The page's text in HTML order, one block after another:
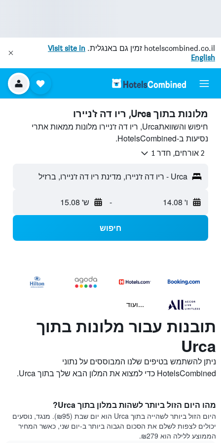
hotelscombined.co.il זמין גם באנגלית. Visit site in
English
מלונות בתוך Urca, ריו דה ז'ניירו
חיפוש והשוואתUrca, ריו דה ז'ניירו מלונות ממאות אתרי
נסיעות ב-HotelsCombined.
2 אורחים, חדר 1
Urca - ריו דה ז'ניירו, מדינת ריו דה ז'ניירו, ברזיל
ו' 14.08 - ש' 15.08
חיפוש
...ועוד
תובנות עבור מלונות בתוך
Urca
ניתן להשתמש בטיפים שלנו המבוססים על נתוני
HotelsCombined כדי למצוא את המלון הבא שלך בתוך Urca.
מהו היום הזול ביותר לשהות במלון בתוך Urca?
היום הזול ביותר לשהייה בתוך Urca הוא יום שבת (₪95). מנגד, נוסעים
יכולים לצפות לשלם את הסכום הגבוה ביותר ב-יום שני, כאשר המחיר
הממוצע ללילה הוא ₪279.